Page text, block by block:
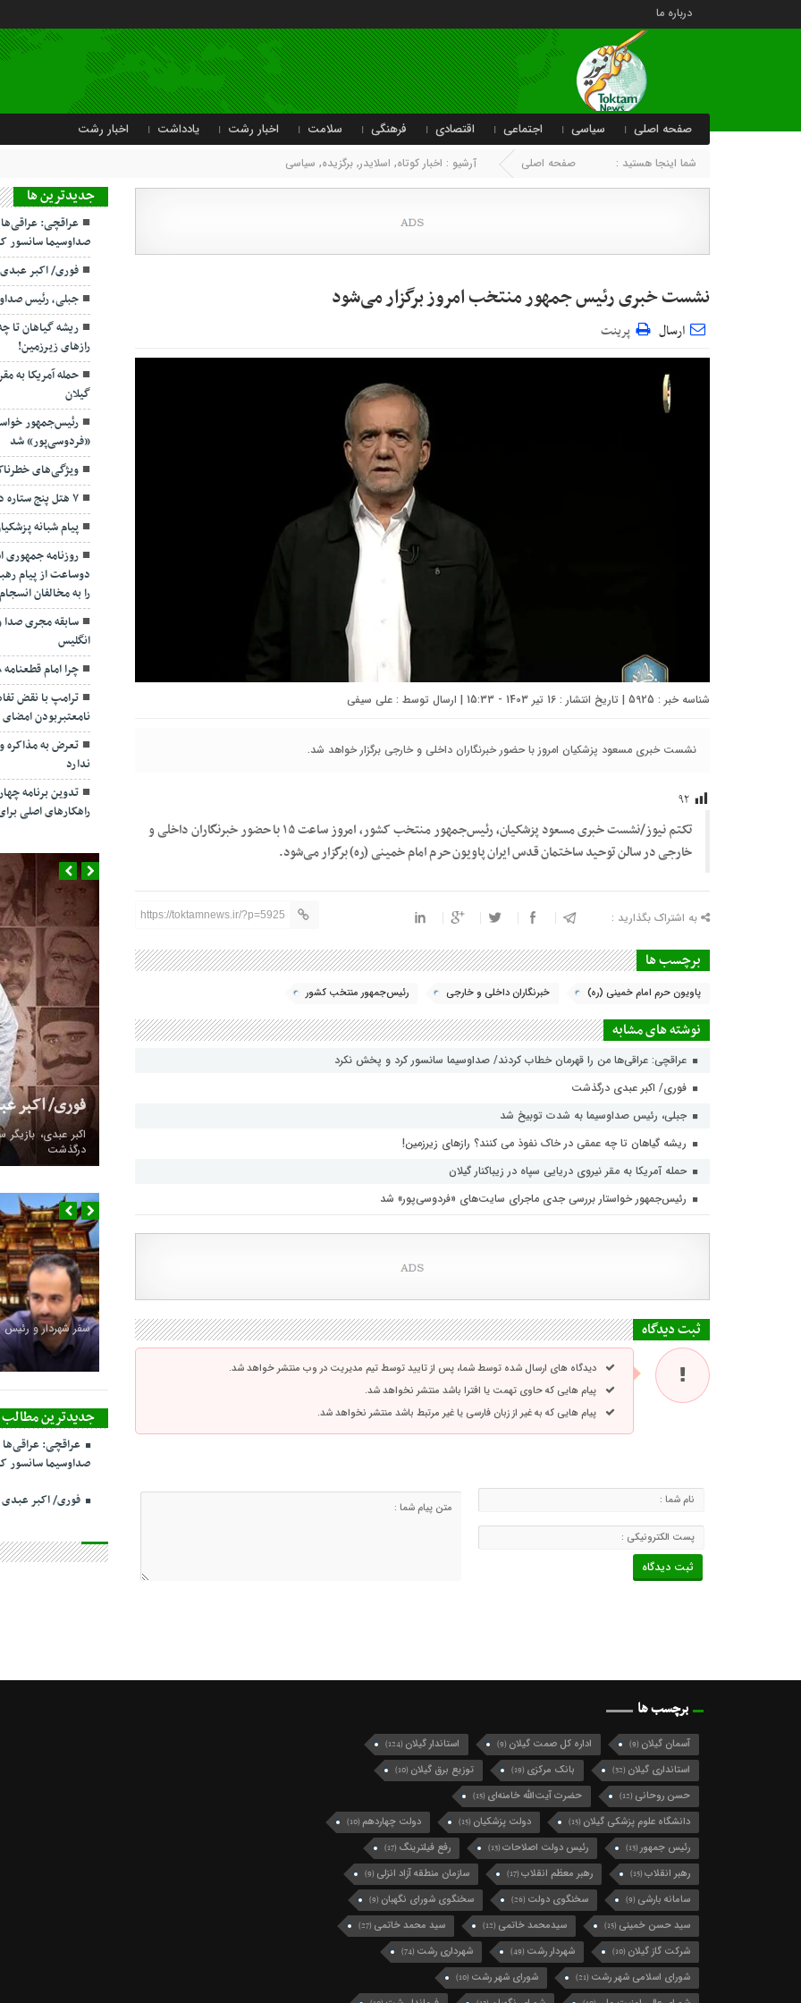
درباره ما
صفحه اصلی سیاسی اجتماعی اقتصادی فرهنگی سلامت اخبار رشت یادداشت اخبار رشت
شما اینجا هستید : صفحه اصلی آرشیو : اخبار کوتاه, اسلایدر, برگزیده, سیاسی
نشست خبری رئیس جمهور منتخب امروز برگزار می‌شود
ارسال پرینت
شناسه خبر : 5925 | تاریخ انتشار : 16 تیر 1403 - 15:33 | ارسال توسط : علی سیفی
نشست خبری مسعود پزشکیان امروز با حضور خبرنگاران داخلی و خارجی برگزار خواهد شد.
۹۲
تکتم نیوز/نشست خبری مسعود پزشکیان، رئیس‌جمهور منتخب کشور، امروز ساعت ۱۵ با حضور خبرنگاران داخلی و
خارجی در سالن توحید ساختمان قدس ایران پاویون حرم امام خمینی (ره) برگزار می‌شود.
به اشتراک بگذارید : https://toktamnews.ir/?p=5925
برچسب ها
پاویون حرم امام خمینی (ره) خبرنگاران داخلی و خارجی رئیس‌جمهور منتخب کشور
نوشته های مشابه
عراقچی: عراقی‌ها من را قهرمان خطاب کردند/ صداوسیما سانسور کرد و پخش نکرد
فوری/ اکبر عبدی درگذشت
جبلی، رئیس صداوسیما به شدت توبیخ شد
ریشه گیاهان تا چه عمقی در خاک نفوذ می کنند؟ رازهای زیرزمین!
حمله آمریکا به مقر نیروی دریایی سپاه در زیباکنار گیلان
رئیس‌جمهور خواستار بررسی جدی ماجرای سایت‌های «فردوسی‌پور» شد
ثبت دیدگاه
دیدگاه های ارسال شده توسط شما، پس از تایید توسط تیم مدیریت در وب منتشر خواهد شد.
پیام هایی که حاوی تهمت یا افترا باشد منتشر نخواهد شد.
پیام هایی که به غیر از زبان فارسی یا غیر مرتبط باشد منتشر نخواهد شد.
جديدترين ها
عراقچی:
صداوسیما سانسور
فوری/ اکبر
جبلی، رئیس
ریشه گیاهان
رازهای زیرزمین!
حمله آمریکا به
گیلان
رئیس‌جمهور
«فردوسی‌پور» شد
ویژگی‌های
۷ هتل پنج ستاره در گیلان ساخته می‌شود
پیام شبانه
روزنامه
دوساعت از پیام
را به مخالفان
سابقه مجری صدا
انگلیس
چرا امام قطعنامه ۵۹۸ را پذیرفت؟/ ۲+۴ دلیل
ترامپ با نقض
نامعتبربودن
تعرض به مذاکره
ندارد
تدوین برنامه
راهکارهای اصلی
عراقچی:
کردند/
نکرد
فوری/ اکبر
سفر شهردار و
جدیدترین مطالب
عراقچی:
صداوسیما سانسور
فوری/ اکبر
برچسب ها
آسمان گیلان (9) اداره کل صمت گیلان (9) استاندار گیلان (124)
استانداری گیلان (32) بانک مرکزی (19) توزیع برق گیلان (10)
حسن روحانی (12) حضرت آیت‌الله خامنه‌ای (15)
دانشگاه علوم پزشکی گیلان (15) دولت پزشکیان (15) دولت چهاردهم (10)
رئیس جمهور(13) رئیس دولت اصلاحات(13) رفع فیلترینگ (17)
رهبر انقلاب(15) رهبر معظم انقلاب(17) سازمان منطقه آزاد انزلی (9)
سامانه بارشی (9) سخنگوی دولت (26) سخنگوی شورای نگهبان (9)
سید حسن خمینی (15) سیدمحمد خاتمی (12) سید محمد خاتمی (27)
شرکت گاز گیلان (10) شهردار رشت (49) شهرداری رشت (74)
شورای اسلامی شهر رشت (21) شورای شهر رشت (10)